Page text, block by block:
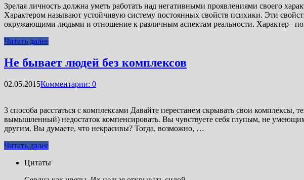
Зрелая личность должна уметь работать над негативными проявлениями своего
Характером называют устойчивую систему постоянных свойств психики. Эти
окружающими людьми и отношение к различным аспектам реальности. Характер‒
Читать далее
Не бывает людей без комплексов
02.05.2015Комментарии: 0
3 способа расстаться с комплексами Давайте перестанем скрывать свои
вымышленный) недостаток компенсировать. Вы чувствуете себя глупым, не
другим. Вы думаете, что некрасивы? Тогда, возможно, …
Читать далее
Цитаты